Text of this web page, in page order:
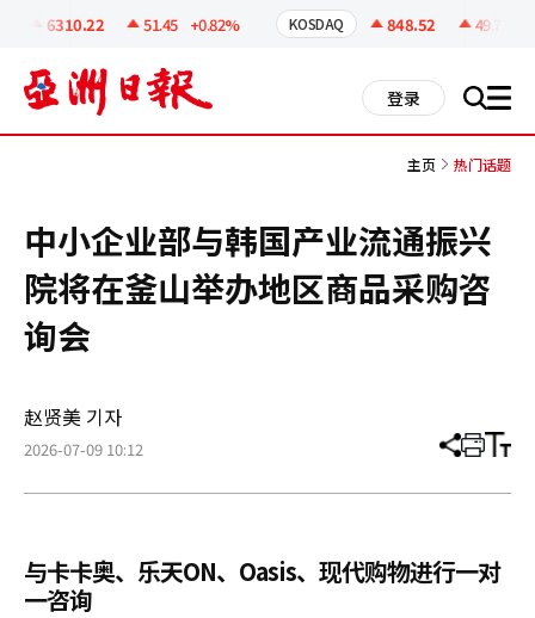
6310.22 51.45 +0.82% KOSDAQ 848.52 49.71
登录 搜 all
主页 热门话题
中小企业部与韩国产业流通振兴
院将在釜山举办地区商品采购咨
询会
赵贤美 기자
2026-07-09 10:12 分
章
打 调
小
与卡卡奥、乐天ON、Oasis、现代购物进行一对
一咨询